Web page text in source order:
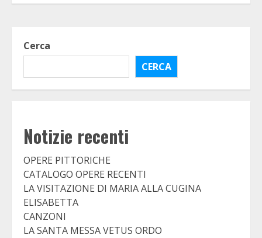
Cerca
CERCA
Notizie recenti
OPERE PITTORICHE
CATALOGO OPERE RECENTI
LA VISITAZIONE DI MARIA ALLA CUGINA
ELISABETTA
CANZONI
LA SANTA MESSA VETUS ORDO